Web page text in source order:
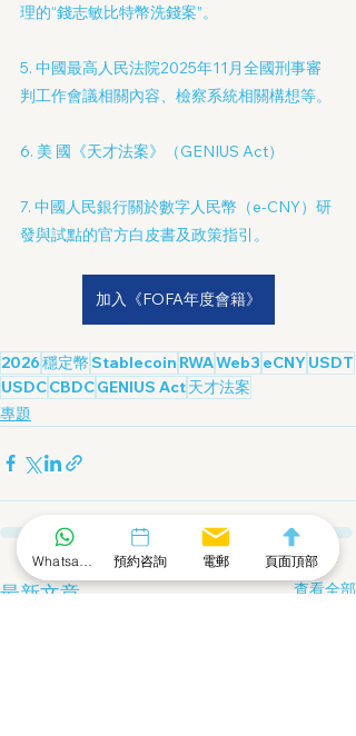
理的“錢志敏比特幣洗錢案”。
5. 中國最高人民法院2025年11月全國刑事審
判工作會議相關內容、檢察系統相關構想等。
6. 美 國《天才法案》（GENIUS Act）
7. 中國人民銀行關於數字人民幣（e-CNY）研
發與試點的官方白皮書及政策指引。
加入《FOFA年度會籍》
2026穩定幣Stablecoin RWAWeb3 eCNYUSDT
USDCCBDCGENIUS Act天才法案
專題
最新文章 查看全部
預約咨詢 電郵 頁面頂部